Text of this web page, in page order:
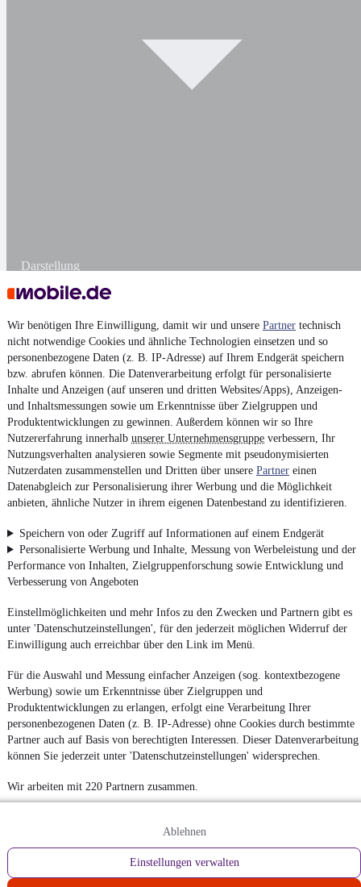
Wir benötigen Ihre Einwilligung, damit wir und unsere Partner technisch
nicht notwendige Cookies und ähnliche Technologien einsetzen und so
personenbezogene Daten (z. B. IP-Adresse) auf Ihrem Endgerät speichern
bzw. abrufen können. Die Datenverarbeitung erfolgt für personalisierte
Inhalte und Anzeigen (auf unseren und dritten Websites/Apps), Anzeigen-
und Inhaltsmessungen sowie um Erkenntnisse über Zielgruppen und
Produktentwicklungen zu gewinnen. Außerdem können wir so Ihre
Nutzererfahrung innerhalb unserer Unternehmensgruppe verbessern, Ihr
Nutzungsverhalten analysieren sowie Segmente mit pseudonymisierten
Nutzerdaten zusammenstellen und Dritten über unsere Partner einen
Datenabgleich zur Personalisierung ihrer Werbung und die Möglichkeit
anbieten, ähnliche Nutzer in ihrem eigenen Datenbestand zu identifizieren.
Speichern von oder Zugriff auf Informationen auf einem Endgerät
Personalisierte Werbung und Inhalte, Messung von Werbeleistung und der
Performance von Inhalten, Zielgruppenforschung sowie Entwicklung und
Verbesserung von Angeboten
Einstellmöglichkeiten und mehr Infos zu den Zwecken und Partnern gibt es
unter 'Datenschutzeinstellungen', für den jederzeit möglichen Widerruf der
Einwilligung auch erreichbar über den Link im Menü.
Für die Auswahl und Messung einfacher Anzeigen (sog. kontextbezogene
Werbung) sowie um Erkenntnisse über Zielgruppen und
Produktentwicklungen zu erlangen, erfolgt eine Verarbeitung Ihrer
personenbezogenen Daten (z. B. IP-Adresse) ohne Cookies durch bestimmte
Partner auch auf Basis von berechtigten Interessen. Dieser Datenverarbeitung
können Sie jederzeit unter 'Datenschutzeinstellungen' widersprechen.
Wir arbeiten mit 220 Partnern zusammen.
Ablehnen
Einstellungen verwalten
Darstellung